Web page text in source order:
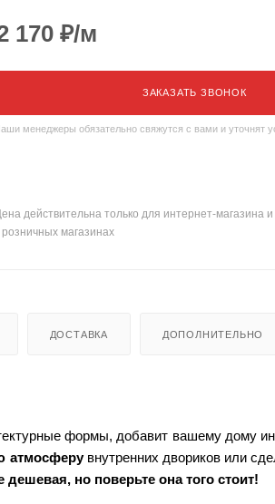
170₽/м
ЗАКАЗАТЬ ЗВОНОК
менеджеры обязательно свяжутся с вами и уточнят
действительна только для интернет-магазина
розничных магазинах
ДОСТАВКА ДОПОЛНИТЕЛЬНО
формы, добавит вашему дому
атмосферу внутренних двориков или
дешевая, но поверьте она того стоит!